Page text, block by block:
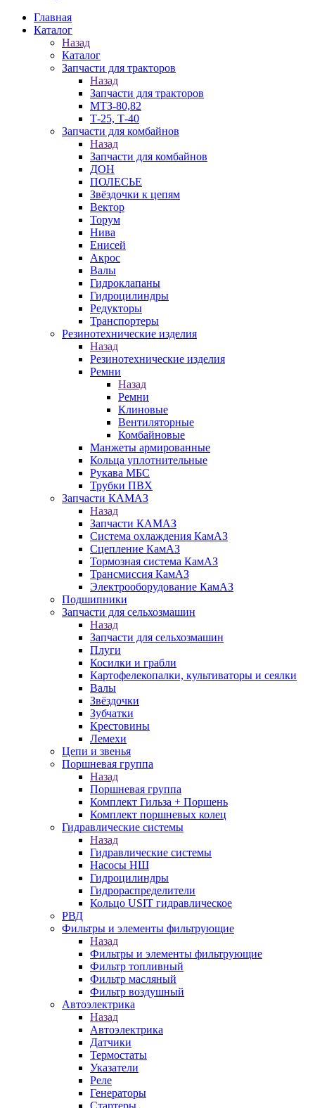
Главная
Каталог
Назад
Каталог
Запчасти для тракторов
Назад
Запчасти для тракторов
МТЗ-80,82
Т-25, Т-40
Запчасти для комбайнов
Назад
Запчасти для комбайнов
ДОН
ПОЛЕСЬЕ
Звёздочки к цепям
Вектор
Торум
Нива
Енисей
Акрос
Валы
Гидроклапаны
Гидроцилиндры
Редукторы
Транспортеры
Резинотехнические изделия
Назад
Резинотехнические изделия
Ремни
Назад
Ремни
Клиновые
Вентиляторные
Комбайновые
Манжеты армированные
Кольца уплотнительные
Рукава МБС
Трубки ПВХ
Запчасти КАМАЗ
Назад
Запчасти КАМАЗ
Система охлаждения КамАЗ
Сцепление КамАЗ
Тормозная система КамАЗ
Трансмиссия КамАЗ
Электрооборудование КамАЗ
Подшипники
Запчасти для сельхозмашин
Назад
Запчасти для сельхозмашин
Плуги
Косилки и грабли
Картофелекопалки, культиваторы и сеялки
Валы
Звёздочки
Зубчатки
Крестовины
Лемехи
Цепи и звенья
Поршневая группа
Назад
Поршневая группа
Комплект Гильза + Поршень
Комплект поршневых колец
Гидравлические системы
Назад
Гидравлические системы
Насосы НШ
Гидроцилиндры
Гидрораспределители
Кольцо USIT гидравлическое
РВД
Фильтры и элементы фильтрующие
Назад
Фильтры и элементы фильтрующие
Фильтр топливный
Фильтр масляный
Фильтр воздушный
Автоэлектрика
Назад
Автоэлектрика
Датчики
Термостаты
Указатели
Реле
Генераторы
Стартеры